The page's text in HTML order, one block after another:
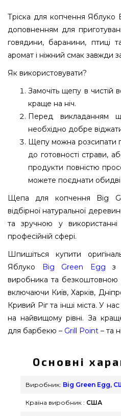
Тріска для копчення Яблуко
доповненням для
говядини, баранини, птиці
аромат і ніжний смак завжди
Як використовувати?
Замочіть щепу в чистій
краще на ніч.
Перед викладанням
необхідно добре
Щепу можна розсипати
до готовності страви,
продукти повністю
можете поєднати обидві
Щепа для копчення Big
відбірної натуральної
та зручною у
професійній сфері.
Шпишіться купити
Яблуко Big Green Egg з
виробника та безкоштовною
включаючи Київ, Харків,
Кривий Ріг та інші міста. У
на найвищому рівні. За
для барбекю – Grill Point – та
Основні
Виробник: Big Green Egg,
Країна виробник : США